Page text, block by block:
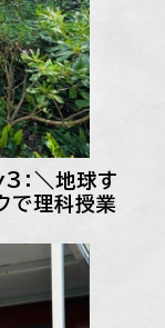
：＼地球す
で理科授業